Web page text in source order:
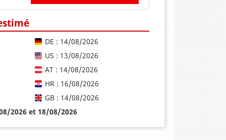
DE : 14/08/2026
US : 13/08/2026
AT : 14/08/2026
HR : 16/08/2026
GB : 14/08/2026
2026 et 18/08/2026